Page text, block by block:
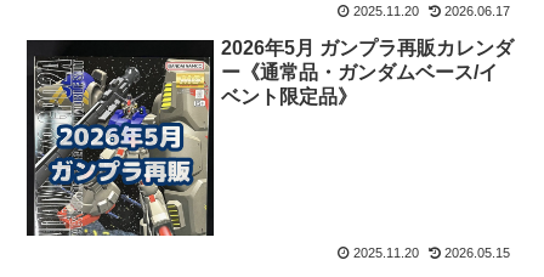
2025.11.20 2026.06.17
2026年5月 ガンプラ再販カレンダ
ー《通常品・ガンダムベース/イ
ベント限定品》
2025.11.20 2026.05.15